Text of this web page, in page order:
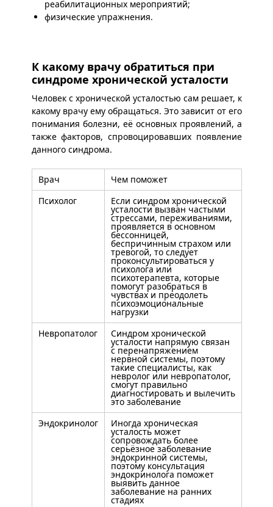
реабилитационных мероприятий;
физические упражнения.
К какому врачу обратиться при
синдроме хронической усталости
Человек с хронической усталостью сам решает, к
какому врачу ему обращаться. Это зависит от его
понимания болезни, её основных проявлений, а
также факторов, спровоцировавших появление
данного синдрома.
Врач
Чем поможет
Психолог
Если синдром хронической
усталости вызван частыми
стрессами, переживаниями,
проявляется в основном
бессонницей,
беспричинным страхом или
тревогой, то следует
проконсультироваться у
психолога или
психотерапевта, которые
помогут разобраться в
чувствах и преодолеть
психоэмоциональные
нагрузки
Невропатолог
Синдром хронической
усталости напрямую связан
с перенапряжением
нервной системы, поэтому
такие специалисты, как
невролог или невропатолог,
смогут правильно
диагностировать и вылечить
это заболевание
Эндокринолог
Иногда хроническая
усталость может
сопровождать более
серьёзное заболевание
эндокринной системы,
поэтому консультация
эндокринолога поможет
выявить данное
заболевание на ранних
стадиях